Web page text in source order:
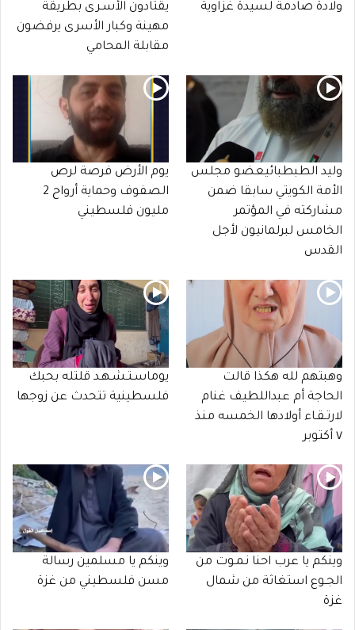
ولادة صادمة لسيدة غزاوية
يقتادون الأسـرى بطريقة
مهينة وكبار الأسرى يرفضون
مقابلة المحامي
وليد الطبطبائيعضو مجلس
الأمة الكويتي سابقا ضمن
مشاركته في المؤتمر
الخامس لبرلمانيون لأجل
القدس
يوم الأرض فرصة لرص
الصفوف وحماية أرواح 2
مليون فلسطيني
وهبتهم لله هكذا قالت
الحاجة أم عبداللطيف غنام
لارتـقـاء أولادها الخمسه منذ
٧ أكتوبر
يوماسـتـشـهـد قلتله بحبك
فلسطينية تتحدث عن زوجها
وينكم يا عرب احنا نـمـوت من
الجـوع استغاثة من شمال
غزة
وينكم يا مسلمين رسالة
مسن فلسطيني من غزة